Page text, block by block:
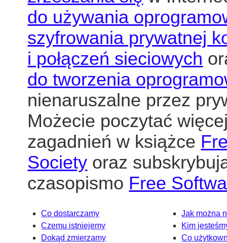
do używania
szyfrowania prywatnej
i połączeń sieciowych
do tworzenia
nienaruszalne przez
Możecie poczytać
zagadnień w książce
Society oraz
czasopismo Free
Co dostarczamy
Czemu istniejemy
Dokąd zmierzamy
Jak można
Kim
Co